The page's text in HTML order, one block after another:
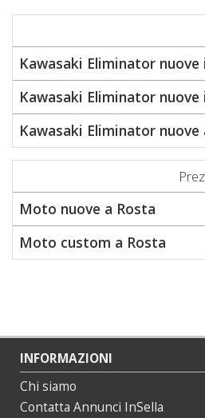
Kawasaki Eliminator
Kawasaki Eliminator
Kawasaki Eliminator nuove
Moto nuove a Rosta
Moto custom a Rosta
INFORMAZIONI
Chi siamo
Contatta Annunci InSella